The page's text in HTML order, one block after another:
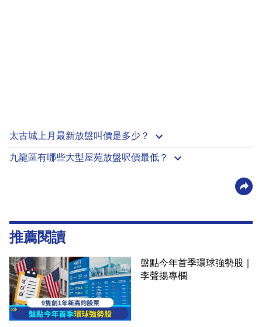
太古城上月最新放盤叫價是多少？
九龍區有哪些大型屋苑放盤呎價最低？
推薦閱讀
盤點今年首季環球強勢股｜
李聲揚專欄